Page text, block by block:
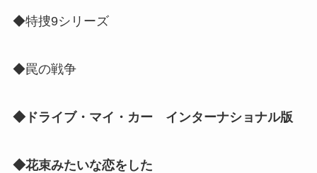
◆特捜9シリーズ
◆罠の戦争
◆ドライブ・マイ・カー インターナショナル版
◆花束みたいな恋をした